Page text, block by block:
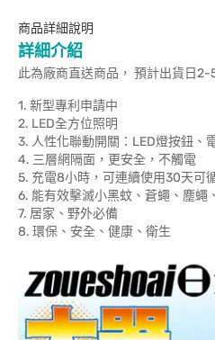
商品詳細說明
詳細介紹
此為廠商直送商品， 預計出貨日2-
1. 新型專利申請中
2. LED全方位照明
3. 人性化聯動開關：LED燈按鈕、
4. 三層網隔面，更安全，不觸電
5. 充電8小時，可連續使用30天可
6. 能有效擊滅小黑蚊、蒼蠅、塵蠅
7. 居家、野外必備
8. 環保、安全、健康、衛生